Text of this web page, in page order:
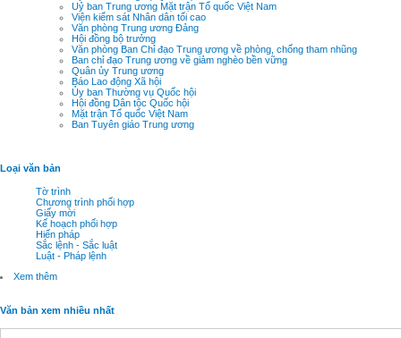
Uỷ ban Trung ương Mặt trận Tổ quốc Việt Nam
Viện kiểm sát Nhân dân tối cao
Văn phòng Trung ương Đảng
Hội đồng bộ trưởng
Văn phòng Ban Chỉ đạo Trung ương về phòng, chống tham nhũng
Ban chỉ đạo Trung ương về giảm nghèo bền vững
Quân ủy Trung ương
Báo Lao động Xã hội
Ủy ban Thường vụ Quốc hội
Hội đồng Dân tộc Quốc hội
Mặt trận Tổ quốc Việt Nam
Ban Tuyên giáo Trung ương
Loại văn bản
Tờ trình
Chương trình phối hợp
Giấy mời
Kế hoạch phối hợp
Hiến pháp
Sắc lệnh - Sắc luật
Luật - Pháp lệnh
Xem thêm
Văn bản xem nhiều nhất